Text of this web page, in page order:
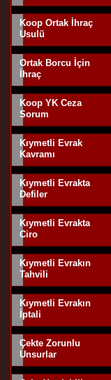
Koop Ortak İhraç
Usulü
Ortak Borcu İçin
İhraç
Koop YK Ceza
Sorum
Kıymetli Evrak
Kavramı
Kıymetli Evrakta
Defiler
Kıymetli Evrakta
Ciro
Kıymetli Evrakın
Tahvili
Kıymetli Evrakın
İptali
Çekte Zorunlu
Unsurlar